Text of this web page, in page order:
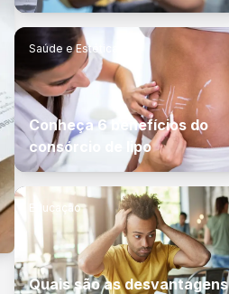
Saúde e Estética
Conheça 6 benefícios do
consórcio de lipo
Educação
Quais são as desvantagens